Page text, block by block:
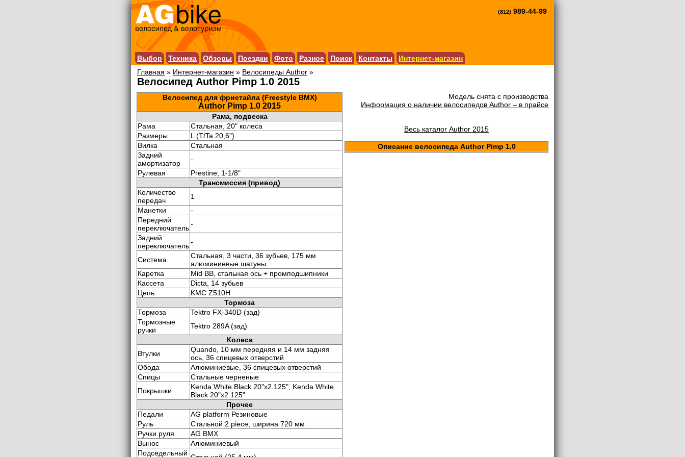
(812) 989-44-99
Выбор Техника Обзоры Поездки Фото Разное Поиск Контакты
Интернет-магазин
Главная » Интернет-магазин » Велосипеды Author »
Велосипед Author Pimp 1.0 2015
Велосипед для фристайла (Freestyle BMX)
Author Pimp 1.0 2015
Рама, подвеска
Рама
Стальная, 20" колеса
Размеры
L (T/Ta 20,6")
Вилка
Стальная
Задний
амортизатор
-
Рулевая
Prestine, 1-1/8"
Трансмиссия (привод)
Количество
передач
1
Манетки
-
Передний
переключатель-
Задний
переключатель-
Система
Стальная, 3 части, 36 зубьев, 175 мм
алюминиевые шатуны
Каретка
Mid BB, стальная ось + промподшипники
Кассета
Dicta, 14 зубьев
Цепь
KMC Z510H
Тормоза
Тормоза
Tektro FX-340D (зад)
Тормозные
ручки
Tektro 289A (зад)
Колеса
Втулки
Quando, 10 мм передняя и 14 мм задняя
ось, 36 спицевых отверстий
Обода
Алюминиевые, 36 спицевых отверстий
Спицы
Стальные черненые
Покрышки
Kenda White Black 20"x2.125", Kenda White
Black 20"x2.125"
Прочее
Педали
AG platform Резиновые
Руль
Стальной 2 piece, ширина 720 мм
Ручки руля
AG BMX
Вынос
Алюминиевый
Подседельный
Модель снята с производства
Информация о наличии велосипедов Author – в прайсе
Весь каталог Author 2015
Описание велосипеда Author Pimp 1.0